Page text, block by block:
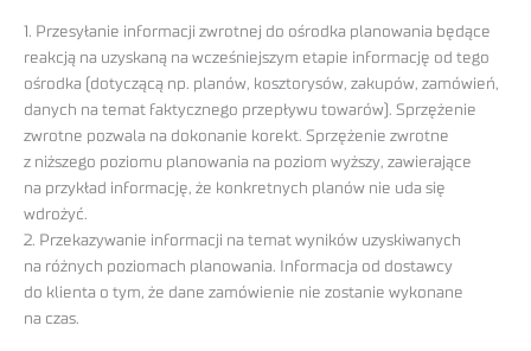
1. Przesyłanie informacji zwrotnej do ośrodka planowania będące
reakcją na uzyskaną na wcześniejszym etapie informację od tego
ośrodka (dotyczącą np. planów, kosztorysów, zakupów, zamówień,
danych na temat faktycznego przepływu towarów). Sprzężenie
zwrotne pozwala na dokonanie korekt. Sprzężenie zwrotne
z niższego poziomu planowania na poziom wyższy, zawierające
na przykład informację, że konkretnych planów nie uda się
wdrożyć.
2. Przekazywanie informacji na temat wyników uzyskiwanych
na różnych poziomach planowania. Informacja od dostawcy
do klienta o tym, że dane zamówienie nie zostanie wykonane
na czas.